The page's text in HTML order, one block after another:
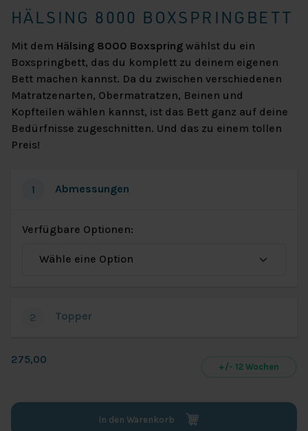
HÄLSING 8000 BOXSPRINGBETT
Mit dem Hälsing 8000 Boxspring wählst du ein
Boxspringbett, das du komplett zu deinem eigenen
Bett machen kannst. Da du zwischen verschiedenen
Matratzenarten, Obermatratzen, Beinen und
Kopfteilen wählen kannst, ist das Bett ganz auf deine
Bedürfnisse zugeschnitten. Und das zu einem tollen
Preis!
1 Abmessungen
Verfügbare Optionen:
2 Topper
275,00
+/- 12 Wochen
In den Warenkorb